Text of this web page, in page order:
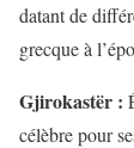
datant de
grecque à
Gjirokastër :
célèbre pour